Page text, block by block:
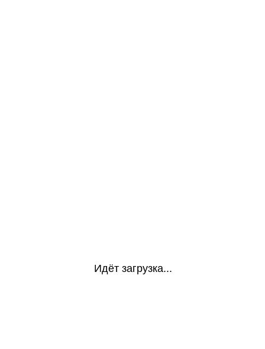
Идёт загрузка...